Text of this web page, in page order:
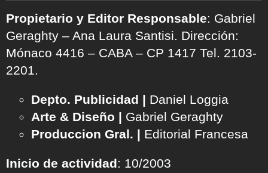
Propietario y Editor Responsable: Gabriel
Geraghty – Ana Laura Santisi. Dirección:
Mónaco 4416 – CABA – CP 1417 Tel. 2103-
2201.
Depto. Publicidad | Daniel Loggia
Arte & Diseño | Gabriel Geraghty
Produccion Gral. | Editorial Francesa
Inicio de actividad: 10/2003